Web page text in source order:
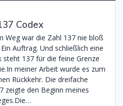
Codex
Weg war die Zahl 137 nie bloß
Auftrag. Und schließlich eine
steht 137 für die feine Grenze
meiner Arbeit wurde es zum
Rückkehr. Die dreifache
zeigte den Beginn meines